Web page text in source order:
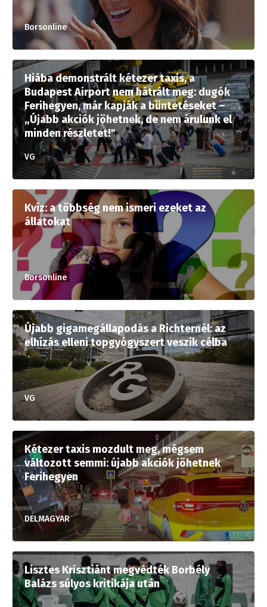
Borsonline
Hiába demonstrált kétezer taxis, a
Budapest Airport nem hátrált meg: dugók
Ferihegyen, már kapják a büntetéseket –
„Újabb akciók jöhetnek, de nem árulunk el
minden részletet!"
VG
Kvíz: a többség nem ismeri ezeket az
állatokat
Borsonline
Újabb gigamegállapodás a Richternél: az
elhízás elleni topgyógyszert veszik célba
VG
Kétezer taxis mozdult meg, mégsem
változott semmi: újabb akciók jöhetnek
Ferihegyen
DELMAGYAR
Lisztes Krisztiánt megvédték Borbély
Balázs súlyos kritikája után